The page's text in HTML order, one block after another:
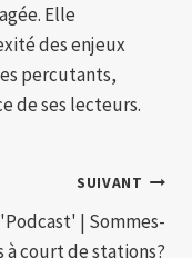
Elle
des enjeux
percutants,
de ses lecteurs.
SUIVANT
'Podcast' | Sommes-
à court de stations?